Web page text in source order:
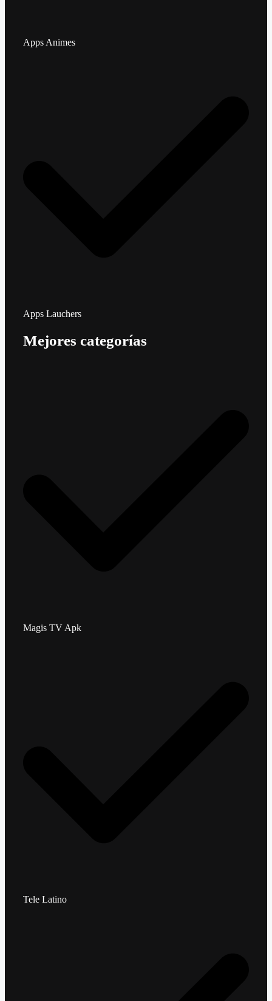
Apps Animes
Apps Lauchers
Mejores categorías
Magis TV Apk
Tele Latino